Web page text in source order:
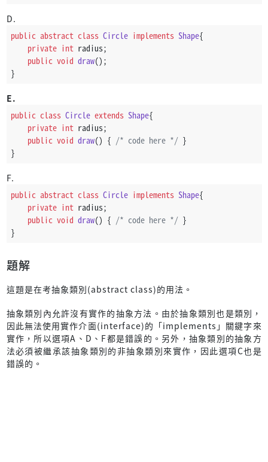
D.
public abstract class Circle implements Shape{
private int radius;
public void draw() ;
}
E.
public class Circle extends Shape{
private int radius;
public void draw() { /* code here */ }
}
F.
public abstract class Circle implements Shape{
private int radius;
public void draw() { /* code here */ }
}
題解
這題是在考抽象類別(abstract class)的用法。
抽象類別內允許沒有實作的抽象方法。由於抽象類別也是類別，
因此無法使用實作介面(interface)的「implements」關鍵字來
實作，所以選項A、D、F都是錯誤的。另外，抽象類別的抽象方
法必須被繼承該抽象類別的非抽象類別來實作，因此選項C也是
錯誤的。